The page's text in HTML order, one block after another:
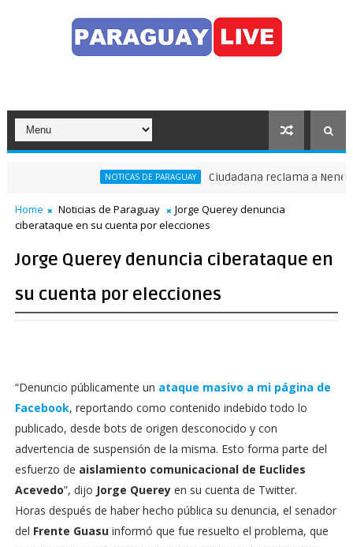
NOTICAS DE PARAGUAY Ciudadana reclama a
Home Noticias de Paraguay
Jorge Querey denuncia
ciberataque en su cuenta por elecciones
Jorge Querey denuncia ciberataque en
su cuenta por elecciones
“Denuncio públicamente un ataque masivo a mi página de
Facebook, reportando como contenido indebido todo lo
publicado, desde bots de origen desconocido y con
advertencia de suspensión de la misma. Esto forma parte del
esfuerzo de aislamiento comunicacional de Euclides
Acevedo”, dijo Jorge Quereyen su cuenta de Twitter.
Horas después de haber hecho pública su denuncia, el senador
del Frente Guasuinformó que fue resuelto el problema, que